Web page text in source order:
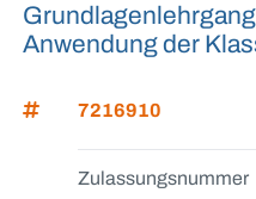
Anwendung der
7216910
Zulassungsnummer